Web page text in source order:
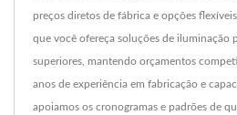
preços diretos de fábrica e opções
que você ofereça soluções de iluminação
superiores, mantendo orçamentos
anos de experiência em fabricação e
apoiamos os cronogramas e padrões de